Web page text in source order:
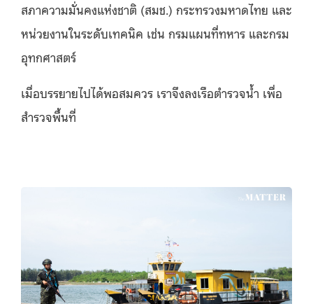
สภาความมั่นคงแห่งชาติ (สมช.) กระทรวงมหาดไทย และ
หน่วยงานในระดับเทคนิค เช่น กรมแผนที่ทหาร และกรม
อุทกศาสตร์
เมื่อบรรยายไปได้พอสมควร เราจึงลงเรือตำรวจน้ำ เพื่อ
สำรวจพื้นที่